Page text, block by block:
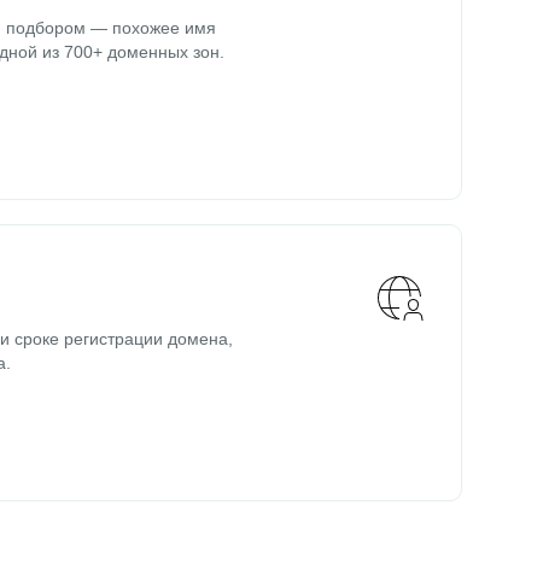
подбором — похожее имя
из 700+ доменных зон.
регистрации домена,